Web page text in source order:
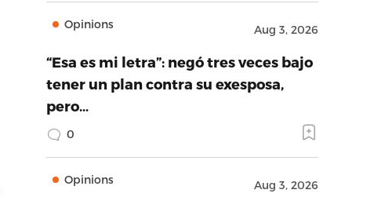
Opinions Aug 3, 2026
“Esa es mi letra”: negó tres veces bajo
tener un plan contra su exesposa,
pero…
0
Opinions Aug 3, 2026